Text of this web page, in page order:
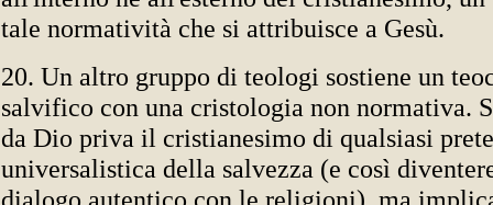
tale normatività che si attribuisce a Gesù.
20. Un altro gruppo di teologi sostiene un
salvifico con una cristologia non normativa.
da Dio priva il cristianesimo di qualsiasi
universalistica della salvezza (e così
dialogo autentico con le religioni), ma